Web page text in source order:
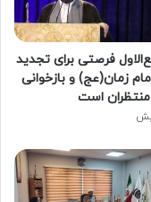
فرصتی برای تجدید
زمان(عج) و بازخوانی
است